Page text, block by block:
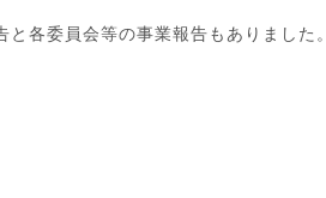
各委員会等の事業報告もありました。